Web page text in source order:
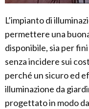
L’impianto di
permettere una
disponibile, sia per
senza incidere sui
perché un sicuro ed
illuminazione da
progettato in modo